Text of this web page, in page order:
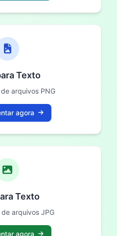
Texto
arquivos PNG
agora
Texto
arquivos JPG
agora